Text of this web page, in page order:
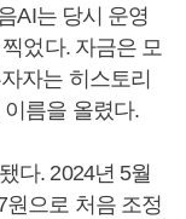
AI는 당시 운영
었다. 자금은 모
자는 히스토리
름을 올렸다.
다. 2024년 5월
원으로 처음 조정